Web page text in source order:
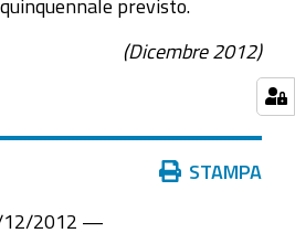
previsto.
(Dicembre 2012)
STAMPA
2012 —